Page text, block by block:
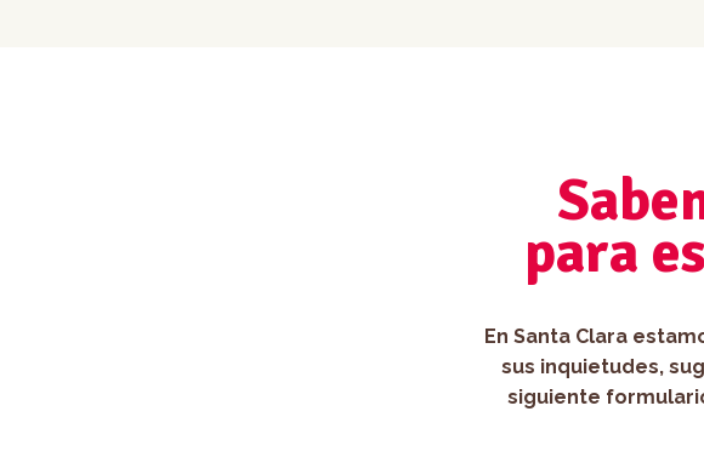
para
En Santa Clara
sus inquietudes,
siguiente